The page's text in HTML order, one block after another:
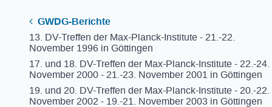
GWDG-Berichte
13. DV-Treffen der Max-Planck-Institute - 21.-22.
November 1996 in Göttingen
17. und 18. DV-Treffen der Max-Planck-Institute - 22.-24.
November 2000 - 21.-23. November 2001 in Göttingen
19. und 20. DV-Treffen der Max-Planck-Institute - 20.-22.
November 2002 - 19.-21. November 2003 in Göttingen